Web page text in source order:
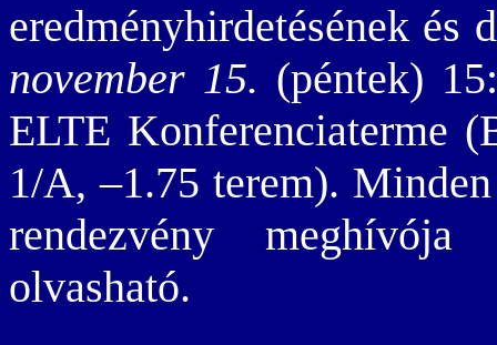
eredményhirdetésének
november 15. (péntek)
ELTE Konferenciaterme
1/A, –1.75 terem).
rendezvény
olvasható.